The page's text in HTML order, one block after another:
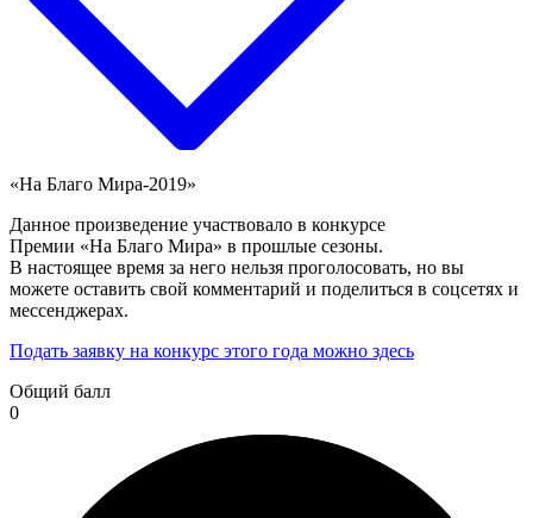
«На Благо Мира-2019»
Данное произведение участвовало в конкурсе
Премии «На Благо Мира» в прошлые сезоны.
В настоящее время за него нельзя проголосовать, но вы
можете оставить свой комментарий и поделиться в соцсетях и
мессенджерах.
Подать заявку на конкурс этого года можно здесь
Общий балл
0